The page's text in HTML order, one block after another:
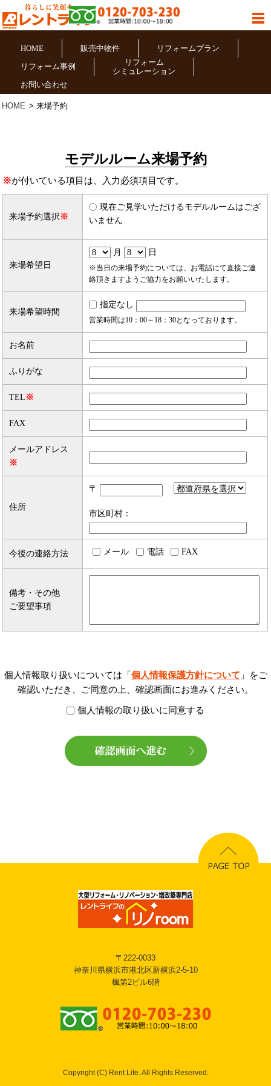
HOME 販売中物件
リフォームプラン
リフォーム事例
リフォーム
シミュレーション
お問い合わせ
HOME 来場予約
モデルルーム来場予約
※が付いている項目は、入力必須項目です。
来場予約選択 ※
現在ご見学いただけるモデルルームはござ
いません
来場希望日
月 日
※当日の来場予約については、お電話にて直接ご連
絡頂きますようご協力をお願いいたします。
来場希望時間
指定なし
営業時間は10：00～18：30となっております。
お名前
ふりがな
TEL ※
FAX
メールアドレス
※
住所
〒
市区町村：
今後の連絡方法 メール 電話 FAX
備考・その他
ご要望事項
個人情報取り扱いについては「 個人情報保護方針について 」をご
確認いただき、ご同意の上、確認画面にお進みください。
個人情報の取り扱いに同意する
〒222-0033
神奈川県横浜市港北区新横浜2-5-10
楓第2ビル6階
Copyright (C) Rent Life. All Rights Reserved.